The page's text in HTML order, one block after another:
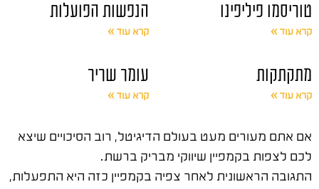
טוריסמו פיליפינו
קרא עוד »
הנפשות הפועלות
קרא עוד »
מתקתקות
קרא עוד »
עומר שריר
קרא עוד »
אם אתם מעורים מעט בעולם הדיגיטל, רוב הסיכויים שיצא
לכם לצפות בקמפיין שיווקי מבריק ברשת.
התגובה הראשונית לאחר צפיה בקמפיין כזה היא התפעלות,